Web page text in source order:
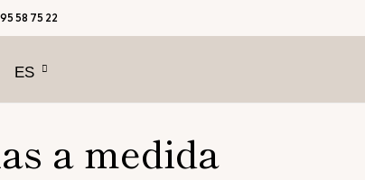
58 75 22
ES
a medida